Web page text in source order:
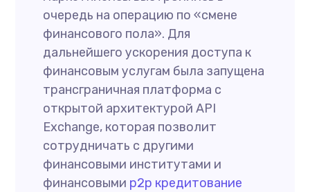
очередь на операцию по «смене
финансового пола». Для
дальнейшего ускорения доступа к
финансовым услугам была запущена
трансграничная платформа с
открытой архитектурой API
Exchange, которая позволит
сотрудничать с другими
финансовыми институтами и
финансовыми p2p кредитование